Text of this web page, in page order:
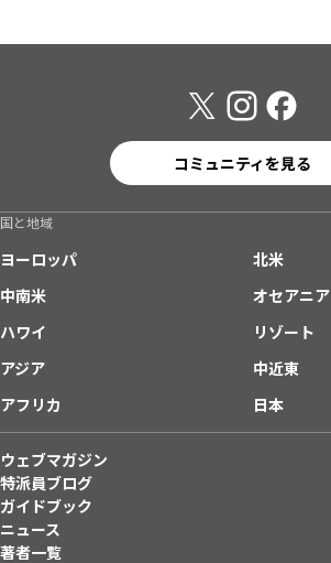
コミュニティを見る
国と地域
ヨーロッパ
北米
中南米
オセアニア
ハワイ
リゾート
アジア
中近東
アフリカ
日本
ウェブマガジン
特派員ブログ
ガイドブック
ニュース
著者一覧